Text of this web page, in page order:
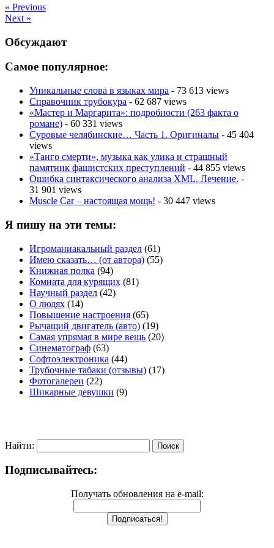
« Previous
Next »
Обсуждают
Самое популярное:
Уникальные слова в языках мира - 73 613 views
Справочник трубокура - 62 687 views
«Мастер и Маргарита»: подробности (263 факта о
романе) - 60 331 views
Суровые челябинские… Часть 1. Оригиналы - 45 404
views
«Танго смерти», музыка как улика и страшный
памятник фашистских преступлений - 44 855 views
Ошибка синтаксического анализа XML. Лечение. -
31 901 views
Muscle Car – настоящая мощь! - 30 447 views
Я пишу на эти темы:
Игроманиакальный раздел (61)
Имею сказать… (от автора) (55)
Книжная полка (94)
Комната для курящих (81)
Научный раздел (42)
О людях (14)
Повышение настроения (65)
Рычащий двигатель (авто) (19)
Самая упрямая в мире вещь (20)
Синематограф (63)
Софтоэлектроника (44)
Трубочные табаки (отзывы) (17)
Фотогалереи (22)
Шикарные девушки (9)
Найти:
Подписывайтесь:
Получать обновления на e-mail: